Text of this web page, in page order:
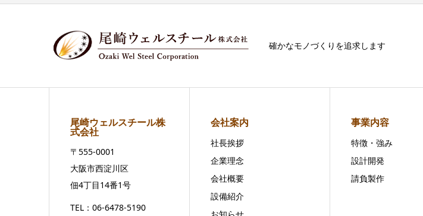
確かなモノづくりを追求します
尾崎ウェルスチール株
式会社
〒555-0001
大阪市西淀川区
佃4丁目14番1号
TEL：06-6478-5190
会社案内
社長挨拶
企業理念
会社概要
設備紹介
お知らせ
事業内容
特徴・強み
設計開発
請負製作